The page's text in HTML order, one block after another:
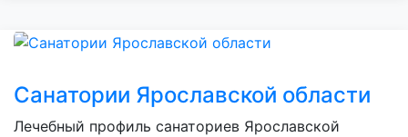
Санатории Ярославской области
Лечебный профиль санаториев Ярославской